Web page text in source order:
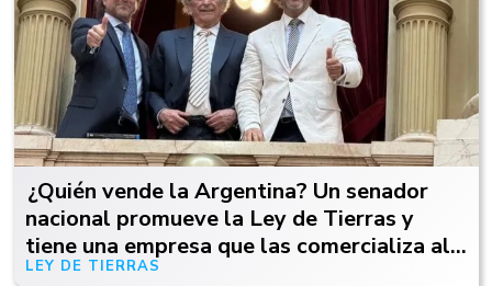
¿Quién vende la Argentina? Un senador
nacional promueve la Ley de Tierras y
tiene una empresa que las comercializa al
exterior
LEY DE TIERRAS